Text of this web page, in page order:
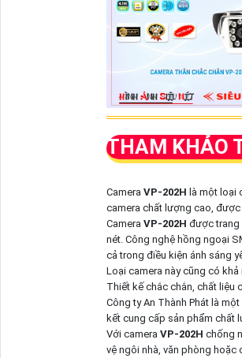
THAM KHẢO
Camera VP-202H là một loại
camera chất lượng cao,
Camera VP-202H được trang
nét. Công nghệ hồng ngoại
cả trong điều kiện ánh sáng
Loại camera này cũng có
Thiết kế chắc chắn, chất liệu
Công ty An Thành Phát là
kết cung cấp sản phẩm chất
Với camera VP-202H chống
vệ ngôi nhà, văn phòng hoặc